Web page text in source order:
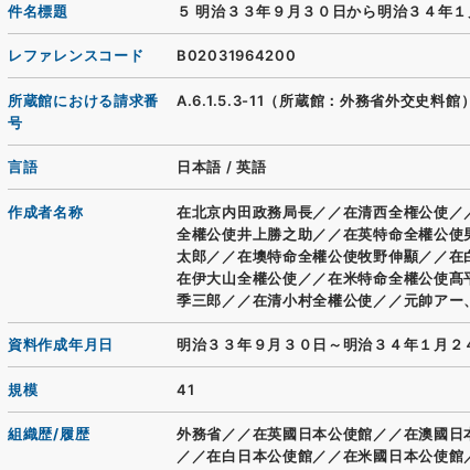
件名標題 ５ 明治３３年９月３０日から明治３４年
レファレンスコード B02031964200
所蔵館における請求番
号
A.6.1.5.3-11（所蔵館：外務省外交史料館）
言語 日本語 / 英語
作成者名称
在北京内田政務局長／／在清西全権公使
全權公使井上勝之助／／在英特命全權公
太郎／／在墺特命全權公使牧野伸顯／／
在伊大山全權公使／／在米特命全權公使
季三郎／／在清小村全權公使／／元帥アー
資料作成年月日 明治３３年９月３０日～明治３４年１月２
規模 41
組織歴/履歴
外務省／／在英國日本公使館／／在澳國
／／在白日本公使館／／在米國日本公使